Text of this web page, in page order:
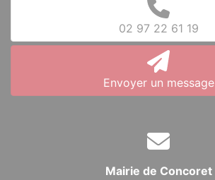
02 97 22 61 19
Envoyer un message
Mairie de Concoret